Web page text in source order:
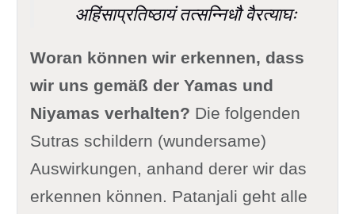
अहिंसाप्रतिष्ठायं तत्सन्निधौ वैरत्याघः
Woran können wir erkennen, dass
wir uns gemäß der Yamas und
Niyamas verhalten? Die folgenden
Sutras schildern (wundersame)
Auswirkungen, anhand derer wir das
erkennen können. Patanjali geht alle